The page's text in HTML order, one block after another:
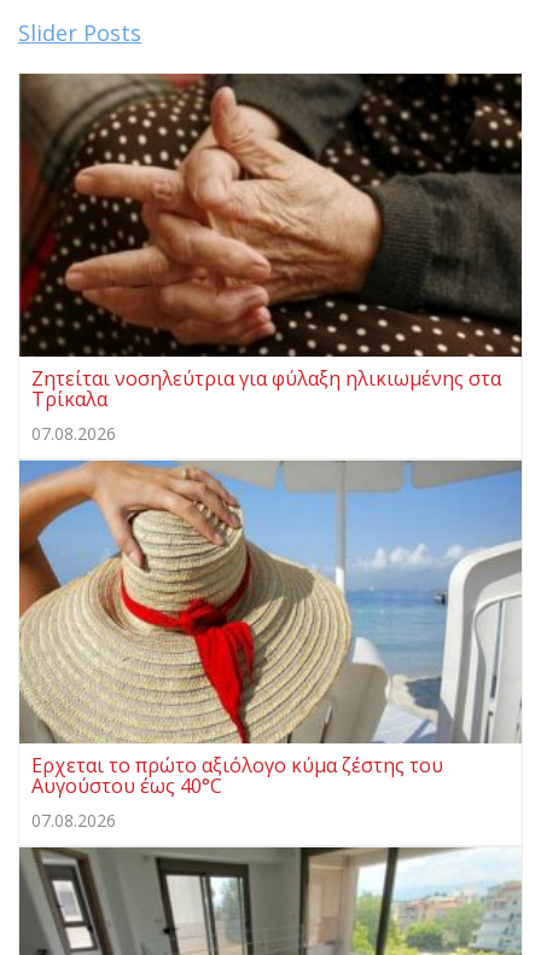
Slider Posts
Ζητείται νοσηλεύτρια για φύλαξη ηλικιωμένης στα
Τρίκαλα
07.08.2026
Ερχεται το πρώτο αξιόλογο κύμα ζέστης του
Αυγούστου έως 40°C
07.08.2026